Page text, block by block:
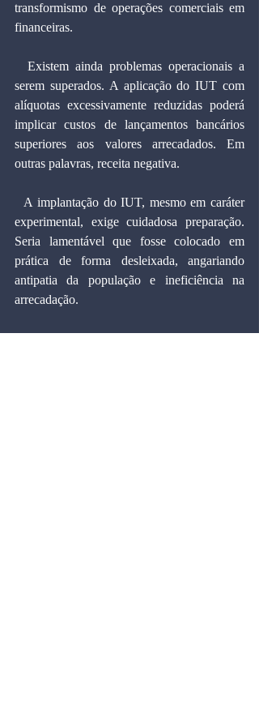
transformismo de operações comerciais em
financeiras.
serem superados. A aplicação do IUT com
alíquotas excessivamente reduzidas poderá
implicar custos de lançamentos bancários
superiores aos valores arrecadados. Em
outras palavras, receita negativa.
experimental, exige cuidadosa preparação.
Seria lamentável que fosse colocado em
prática de forma desleixada, angariando
antipatia da população e ineficiência na
arrecadação.